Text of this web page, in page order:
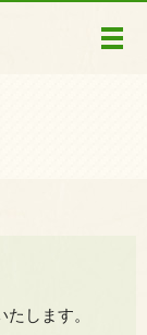
メ
します。